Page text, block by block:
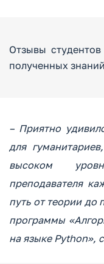
Отзывы
полученных
– Приятно
для
высоком
преподавателя
путь от теории до
программы
на языке Python»,